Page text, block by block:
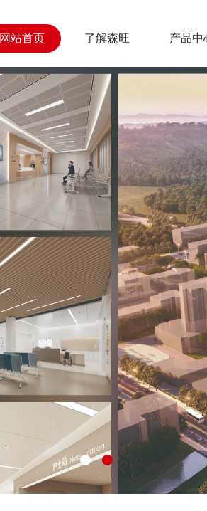
网站首页 了解森旺 产品中